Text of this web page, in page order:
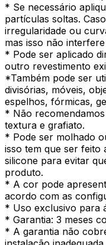
* Se necessário
partículas soltas.
irregularidade ou
mas isso não
* Pode ser aplicado
outro revestimento
*Também pode ser
divisórias, móveis,
espelhos, fórmicas,
* Não
textura e grafiato.
* Pode ser molhado
isso tem que ser feito
silicone para evitar
produto.
* A cor pode
acordo com as
* Uso exclusivo para
* Garantia: 3 meses
* A garantia não